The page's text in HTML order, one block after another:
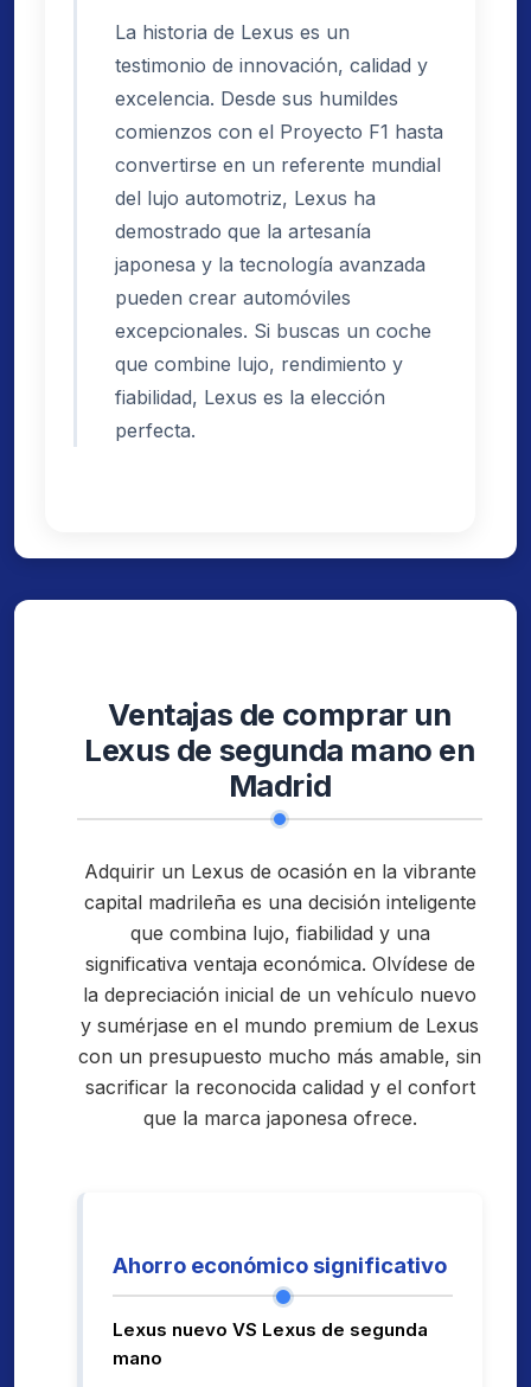
La historia de Lexus es un
testimonio de innovación, calidad y
excelencia. Desde sus humildes
comienzos con el Proyecto F1 hasta
convertirse en un referente mundial
del lujo automotriz, Lexus ha
demostrado que la artesanía
japonesa y la tecnología avanzada
pueden crear automóviles
excepcionales. Si buscas un coche
que combine lujo, rendimiento y
fiabilidad, Lexus es la elección
perfecta.
Ventajas de comprar un
Lexus de segunda mano en
Madrid
Adquirir un Lexus de ocasión en la vibrante
capital madrileña es una decisión inteligente
que combina lujo, fiabilidad y una
significativa ventaja económica. Olvídese de
la depreciación inicial de un vehículo nuevo
y sumérjase en el mundo premium de Lexus
con un presupuesto mucho más amable, sin
sacrificar la reconocida calidad y el confort
que la marca japonesa ofrece.
Ahorro económico significativo
Lexus nuevo VS Lexus de segunda
mano